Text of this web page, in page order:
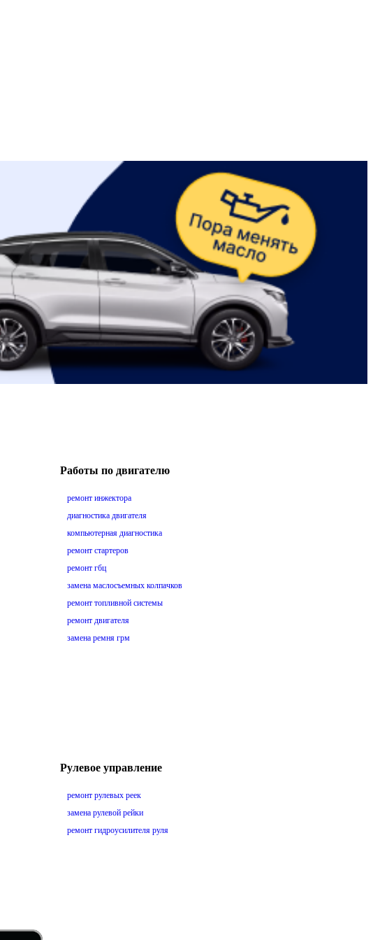
Работы по двигателю
ремонт инжектора
диагностика двигателя
компьютерная диагностика
ремонт стартеров
ремонт гбц
замена маслосъемных колпачков
ремонт топливной системы
ремонт двигателя
замена ремня грм
Рулевое управление
ремонт рулевых реек
замена рулевой рейки
ремонт гидроусилителя руля